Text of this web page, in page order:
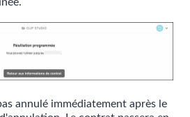
annulé immédiatement après le